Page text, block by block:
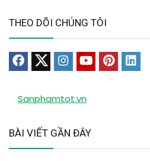
THEO DÕI CHÚNG TÔI
Sanphamtot.vn
BÀI VIẾT GẦN ĐÂY